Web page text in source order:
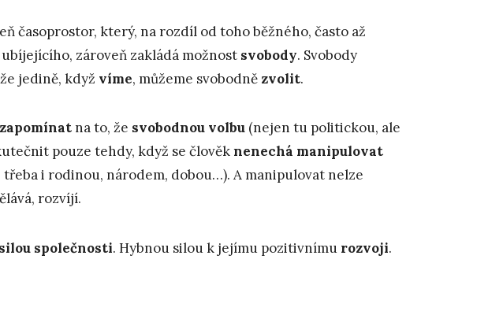
časoprostor, který, na rozdíl od toho běžného, často až
zároveň zakládá možnost svobody. Svobody
jedině, když víme, můžeme svobodně zvolit.
na to, že svobodnou volbu (nejen tu politickou, ale
pouze tehdy, když se člověknenechá manipulovat
i rodinou, národem, dobou…). A manipulovat nelze
rozvíjí.
společnosti. Hybnou silou k jejímu pozitivnímu rozvoji.